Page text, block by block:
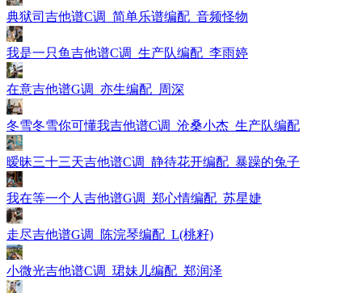
典狱司吉他谱C调_简单乐谱编配_音频怪物
我是一只鱼吉他谱C调_生产队编配_李雨婷
在意吉他谱G调_亦生编配_周深
冬雪冬雪你可懂我吉他谱C调_沧桑小杰_生产队编配
暧昧三十三天吉他谱C调_静待花开编配_暴躁的兔子
我在等一个人吉他谱G调_郑心情编配_苏星婕
走尽吉他谱G调_陈浣琴编配_L(桃籽)
小微光吉他谱C调_珺妹儿编配_郑润泽